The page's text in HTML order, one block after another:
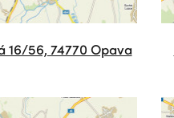
16/56, 74770 Opava